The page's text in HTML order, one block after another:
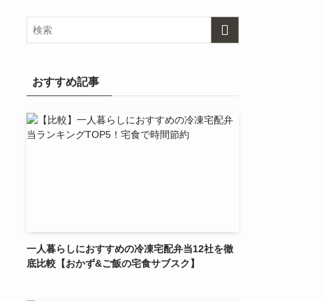
おすすめ記事
一人暮らしにおすすめの冷凍宅配弁当12社を徹
底比較【おかず&ご飯の宅食サブスク】